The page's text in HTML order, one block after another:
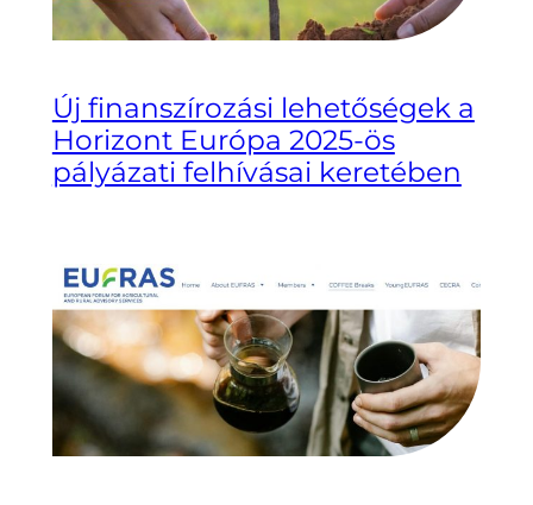
Új finanszírozási lehetőségek a
Horizont Európa 2025-ös
pályázati felhívásai keretében